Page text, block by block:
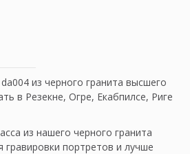
из черного гранита высшего
в Резекне, Огре, Екабпилсе, Риге
из нашего черного гранита
гравировки портретов и лучше